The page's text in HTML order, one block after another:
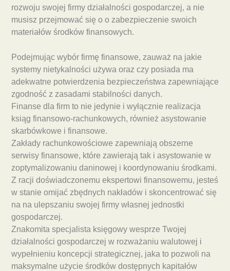
rozwoju swojej firmy działalności gospodarczej, a nie
musisz przejmować się o o zabezpieczenie swoich
materiałów środków finansowych.
Podejmując wybór firmę finansowe, zauważ na jakie
systemy nietykalności używa oraz czy posiada ma
adekwatne potwierdzenia bezpieczeństwa zapewniające
zgodność z zasadami stabilności danych.
Finanse dla firm to nie jedynie i wyłącznie realizacja
ksiąg finansowo-rachunkowych, również asystowanie
skarbówkowe i finansowe.
Zakłady rachunkowościowe zapewniają obszerne
serwisy finansowe, które zawierają tak i asystowanie w
zoptymalizowaniu daninowej i koordynowaniu środkami.
Z racji doświadczonemu ekspertowi finansowemu, jesteś
w stanie omijać zbędnych nakładów i skoncentrować się
na na ulepszaniu swojej firmy własnej jednostki
gospodarczej.
Znakomita specjalista księgowy wesprze Twojej
działalności gospodarczej w rozważaniu walutowej i
wypełnieniu koncepcji strategicznej, jaka to pozwoli na
maksymalne użycie środków dostępnych kapitałów